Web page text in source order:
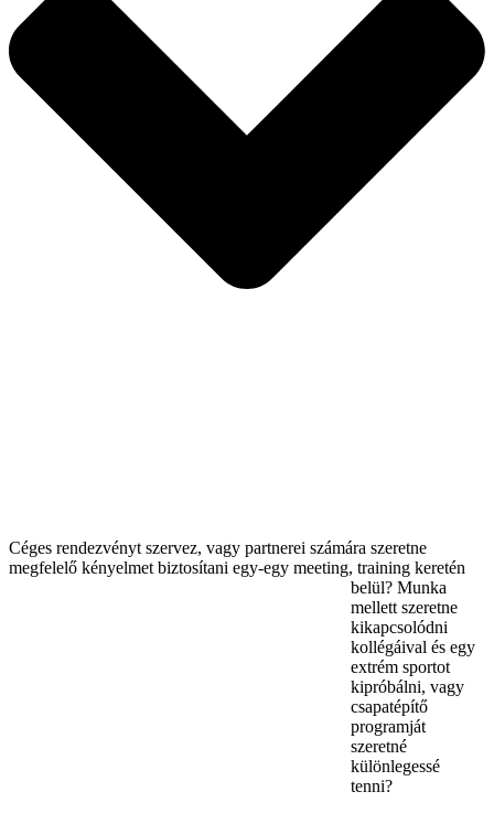
Céges rendezvényt szervez, vagy partnerei számára szeretne
megfelelő kényelmet biztosítani egy-egy meeting, training keretén
belül? Munka
mellett szeretne
kikapcsolódni
kollégáival és egy
extrém sportot
kipróbálni, vagy
csapatépítő
programját
szeretné
különlegessé
tenni?